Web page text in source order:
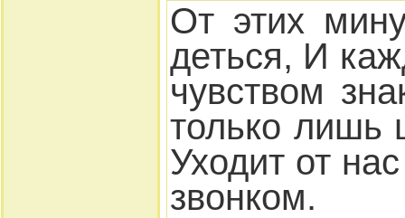
От этих
деться, И
чувством
только лишь
Уходит от
звонком.